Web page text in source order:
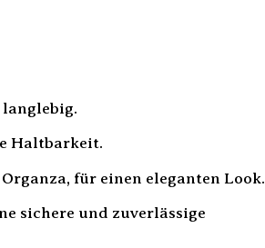
Haltbarkeit.
für einen eleganten Look.
sichere und zuverlässige